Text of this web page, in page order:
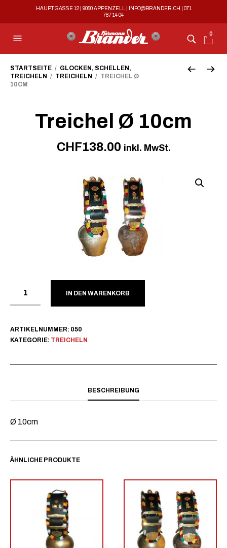
HAUPTGASSE 12 | 9050 APPENZELL | INFO@BRANDER.CH
071
787 14 04
0
STARTSEITE / GLOCKEN, SCHELLEN,
TREICHELN / TREICHELN / TREICHEL Ø
10CM
Treichel Ø 10cm
CHF138.00 inkl. MwSt.
IN DEN WARENKORB
ARTIKELNUMMER: 050
KATEGORIE: TREICHELN
BESCHREIBUNG
Ø 10cm
ÄHNLICHE PRODUKTE